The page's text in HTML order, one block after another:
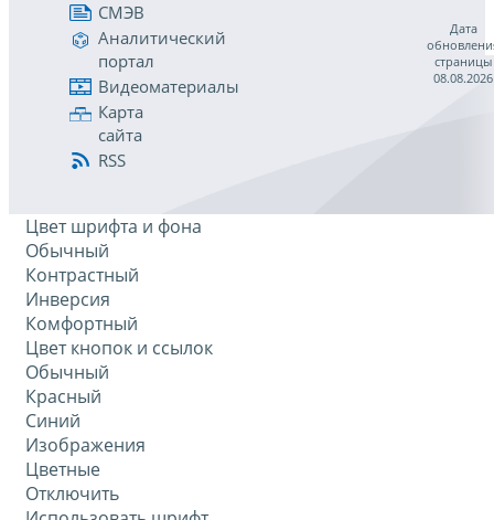
СМЭВ
Аналитический
портал
Видеоматериалы
Карта
сайта
RSS
Дата
страницы
08.08.2026
Цвет шрифта и фона
Обычный
Контрастный
Инверсия
Комфортный
Цвет кнопок и ссылок
Обычный
Красный
Синий
Изображения
Цветные
Отключить